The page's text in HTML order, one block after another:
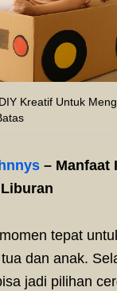
Kreatif Untuk
– Manfaat
tepat
dan anak.
jadi pilihan